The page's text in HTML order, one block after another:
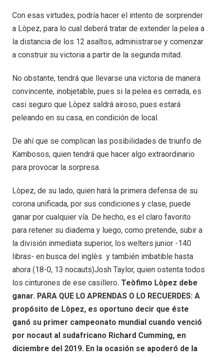
Con esas virtudes, podría hacer el intento de sorprender
a Lòpez, para lo cual deberá tratar de extender la pelea a
la distancia de los 12 asaltos, administrarse y comenzar
a construir su victoria a partir de la segunda mitad.
No obstante, tendrá que llevarse una victoria de manera
convincente, inobjetable, pues si la pelea es cerrada, es
casi seguro que Lòpez saldrá airoso, pues estará
peleando en su casa, en condición de local.
De ahí que se complican las posibilidades de triunfo de
Kambosos, quien tendrá que hacer algo extraordinario
para provocar la sorpresa.
Lòpez, de su lado, quien hará la primera defensa de su
corona unificada, por sus condiciones y clase, puede
ganar por cualquier vía. De hecho, es el claro favorito
para retener su diadema y luego, como pretende, subir a
la división inmediata superior, los welters junior -140
libras- en busca del inglès y también imbatible hasta
ahora (18-0, 13 nocauts)Josh Taylor, quien ostenta todos
los cinturones de ese casillero. Teòfimo Lòpez debe
ganar. PARA QUE LO APRENDAS O LO RECUERDES: A
propósito de Lòpez, es oportuno decir que éste
ganó su primer campeonato mundial cuando venció
por nocaut al sudafricano Richard Cumming, en
diciembre del 2019. En la ocasión se apoderó de la